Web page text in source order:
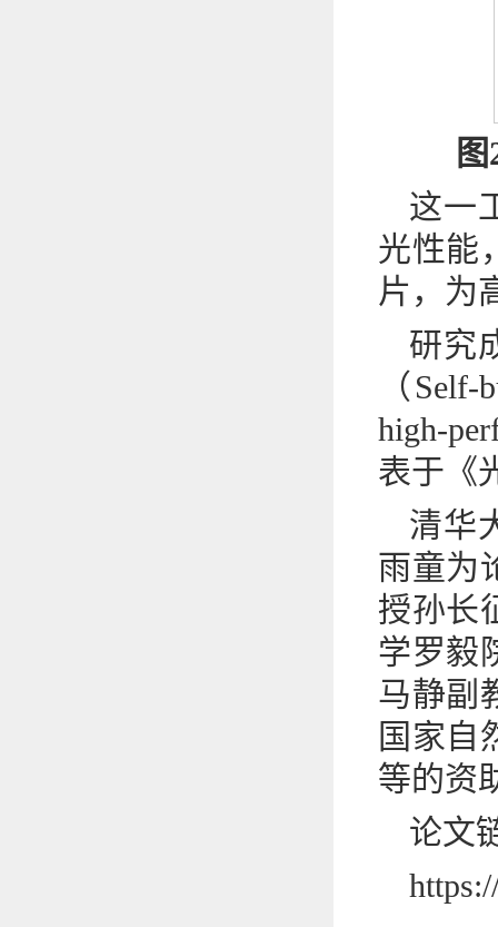
这一
光性能
片，为
研究
（
high-
表于《
清华
雨童为
授孙长
学罗毅
马静副
国家自
等的资
论文